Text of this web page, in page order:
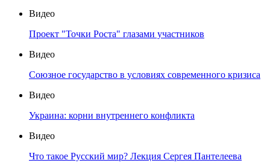
Видео
Проект "Точки Роста" глазами участников
Видео
Союзное государство в условиях современного кризиса
Видео
Украина: корни внутреннего конфликта
Видео
Что такое Русский мир? Лекция Сергея Пантелеева